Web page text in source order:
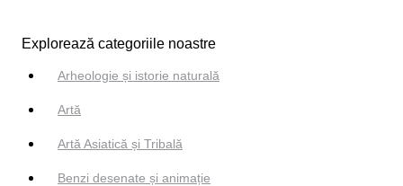
Explorează categoriile noastre
Arheologie și istorie naturală
Artă
Artă Asiatică și Tribală
Benzi desenate și animație